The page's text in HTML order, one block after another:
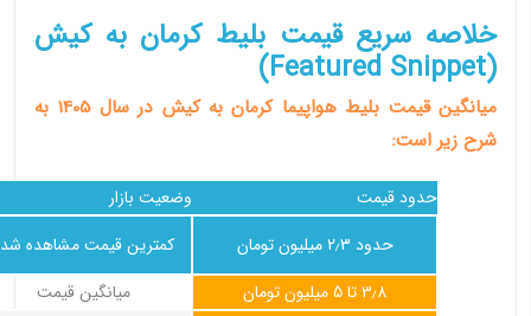
خلاصه سریع قیمت بلیط کرمان به کیش
(Featured Snippet)
میانگین قیمت بلیط هواپیما کرمان به کیش در سال 1405 به
شرح زیر است:
وضعیت بازار
حدود قیمت
کمترین قیمت مشاهده
حدود 2٫3 میلیون تومان
میانگین قیمت
3٫8 تا 5 میلیون تومان